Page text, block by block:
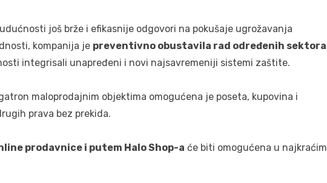
još brže i efikasnije odgovori na pokušaje ugrožavanja
kompanija je preventivno obustavila rad određenih sektora
integrisali unapređeni i novi najsavremeniji sistemi zaštite.
maloprodajnim objektima omogućena je poseta, kupovina i
prava bez prekida.
prodavnice i putem Halo Shop-a će biti omogućena u najkraćim